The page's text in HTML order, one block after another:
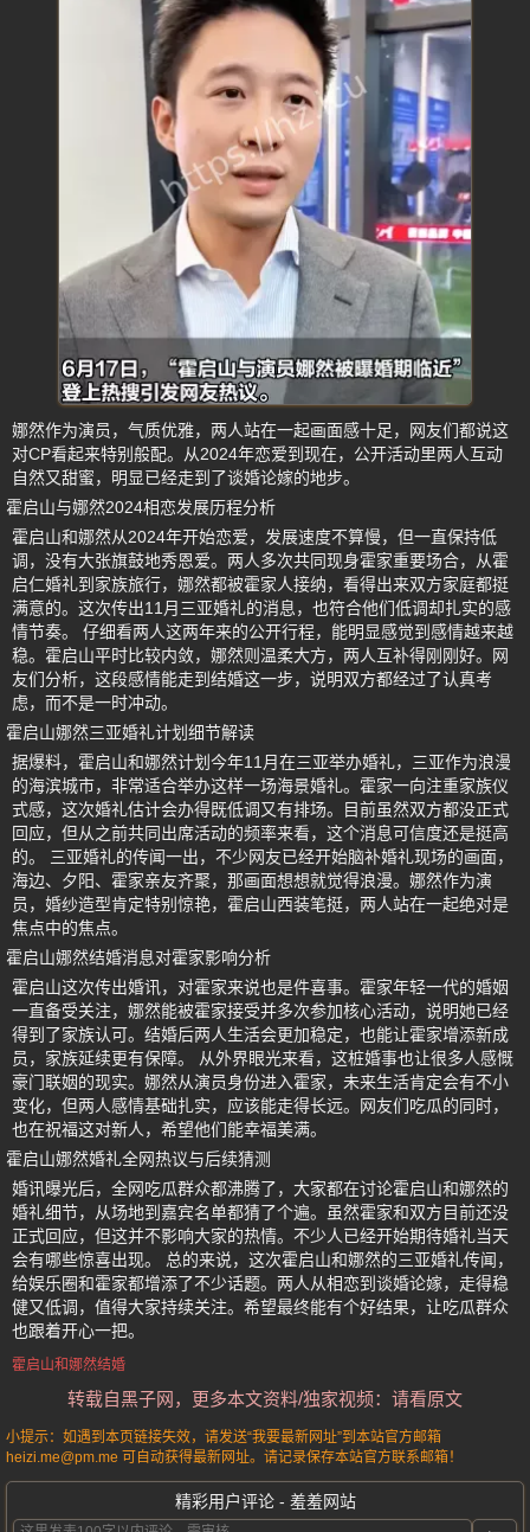
娜然作为演员，气质优雅，两人站在一起画面感十足，网友们都说这
对CP看起来特别般配。从2024年恋爱到现在，公开活动里两人互动
自然又甜蜜，明显已经走到了谈婚论嫁的地步。
霍启山与娜然2024相恋发展历程分析
霍启山和娜然从2024年开始恋爱，发展速度不算慢，但一直保持低
调，没有大张旗鼓地秀恩爱。两人多次共同现身霍家重要场合，从霍
启仁婚礼到家族旅行，娜然都被霍家人接纳，看得出来双方家庭都挺
满意的。这次传出11月三亚婚礼的消息，也符合他们低调却扎实的感
情节奏。 仔细看两人这两年来的公开行程，能明显感觉到感情越来越
稳。霍启山平时比较内敛，娜然则温柔大方，两人互补得刚刚好。网
友们分析，这段感情能走到结婚这一步，说明双方都经过了认真考
虑，而不是一时冲动。
霍启山娜然三亚婚礼计划细节解读
据爆料，霍启山和娜然计划今年11月在三亚举办婚礼，三亚作为浪漫
的海滨城市，非常适合举办这样一场海景婚礼。霍家一向注重家族仪
式感，这次婚礼估计会办得既低调又有排场。目前虽然双方都没正式
回应，但从之前共同出席活动的频率来看，这个消息可信度还是挺高
的。 三亚婚礼的传闻一出，不少网友已经开始脑补婚礼现场的画面，
海边、夕阳、霍家亲友齐聚，那画面想想就觉得浪漫。娜然作为演
员，婚纱造型肯定特别惊艳，霍启山西装笔挺，两人站在一起绝对是
焦点中的焦点。
霍启山娜然结婚消息对霍家影响分析
霍启山这次传出婚讯，对霍家来说也是件喜事。霍家年轻一代的婚姻
一直备受关注，娜然能被霍家接受并多次参加核心活动，说明她已经
得到了家族认可。结婚后两人生活会更加稳定，也能让霍家增添新成
员，家族延续更有保障。 从外界眼光来看，这桩婚事也让很多人感慨
豪门联姻的现实。娜然从演员身份进入霍家，未来生活肯定会有不小
变化，但两人感情基础扎实，应该能走得长远。网友们吃瓜的同时，
也在祝福这对新人，希望他们能幸福美满。
霍启山娜然婚礼全网热议与后续猜测
婚讯曝光后，全网吃瓜群众都沸腾了，大家都在讨论霍启山和娜然的
婚礼细节，从场地到嘉宾名单都猜了个遍。虽然霍家和双方目前还没
正式回应，但这并不影响大家的热情。不少人已经开始期待婚礼当天
会有哪些惊喜出现。 总的来说，这次霍启山和娜然的三亚婚礼传闻，
给娱乐圈和霍家都增添了不少话题。两人从相恋到谈婚论嫁，走得稳
健又低调，值得大家持续关注。希望最终能有个好结果，让吃瓜群众
也跟着开心一把。
霍启山和娜然结婚
转载自黑子网，更多本文资料/独家视频：请看原文
小提示：如遇到本页链接失效，请发送“我要最新网址”到本站官方邮箱
heizi.me@pm.me 可自动获得最新网址。请记录保存本站官方联系邮箱！
精彩用户评论 - 羞羞网站